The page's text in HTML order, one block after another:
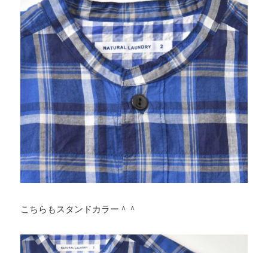
こちらもスタンドカラー＾＾